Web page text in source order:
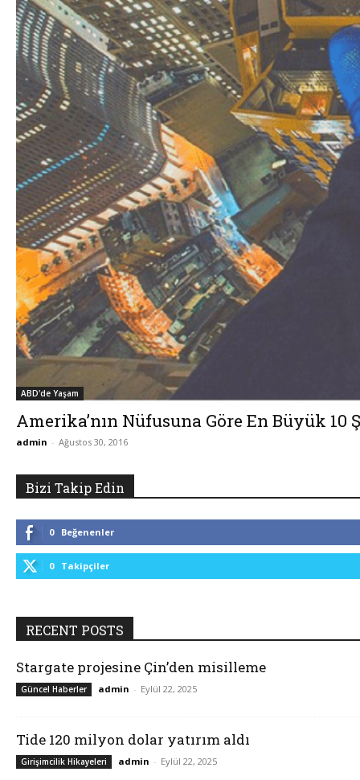
ABD'de Yaşam
Amerika’nın Nüfusuna Göre En Büyük 10
admin - Ağustos 30, 2016
Bizi Takip Edin
0 Beğenenler
0 Takipçiler
RECENT POSTS
Stargate projesine Çin’den misilleme
Güncel Haberler admin - Eylül 22, 2025
Tide 120 milyon dolar yatırım aldı
Girişimcilik Hikayeleri admin - Eylül 22, 2025